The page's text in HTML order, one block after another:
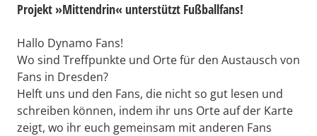
Projekt »Mittendrin« unterstützt Fußballfans!
Hallo Dynamo Fans!
Wo sind Treffpunkte und Orte für den Austausch von
Fans in Dresden?
Helft uns und den Fans, die nicht so gut lesen und
schreiben können, indem ihr uns Orte auf der Karte
zeigt, wo ihr euch gemeinsam mit anderen Fans